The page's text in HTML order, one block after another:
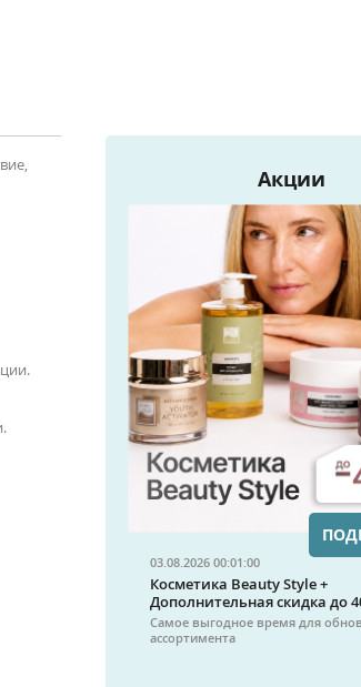
Акции
03.08.2026 00:01:00
Косметика Beauty Style +
Дополнительная скидка до
Самое выгодное время для
ассортимента